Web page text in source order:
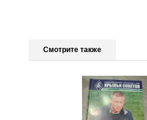
Смотрите также